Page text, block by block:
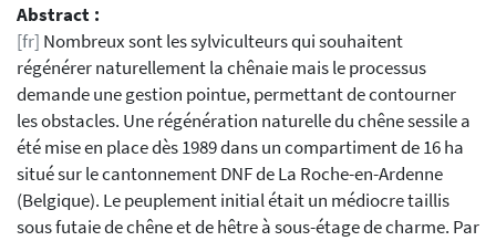
Abstract :
[fr] Nombreux sont les sylviculteurs qui souhaitent
régénérer naturellement la chênaie mais le processus
demande une gestion pointue, permettant de contourner
les obstacles. Une régénération naturelle du chêne sessile a
été mise en place dès 1989 dans un compartiment de 16 ha
situé sur le cantonnement DNF de La Roche-en-Ardenne
(Belgique). Le peuplement initial était un médiocre taillis
sous futaie de chêne et de hêtre à sous-étage de charme. Par